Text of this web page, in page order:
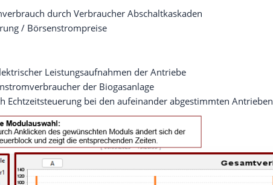
durch Verbraucher Abschaltkaskaden
/ Börsenstrompreise
Leistungsaufnahmen der Antriebe
der Biogasanlage
Echtzeitsteuerung bei den aufeinander abgestimmten Antrieben